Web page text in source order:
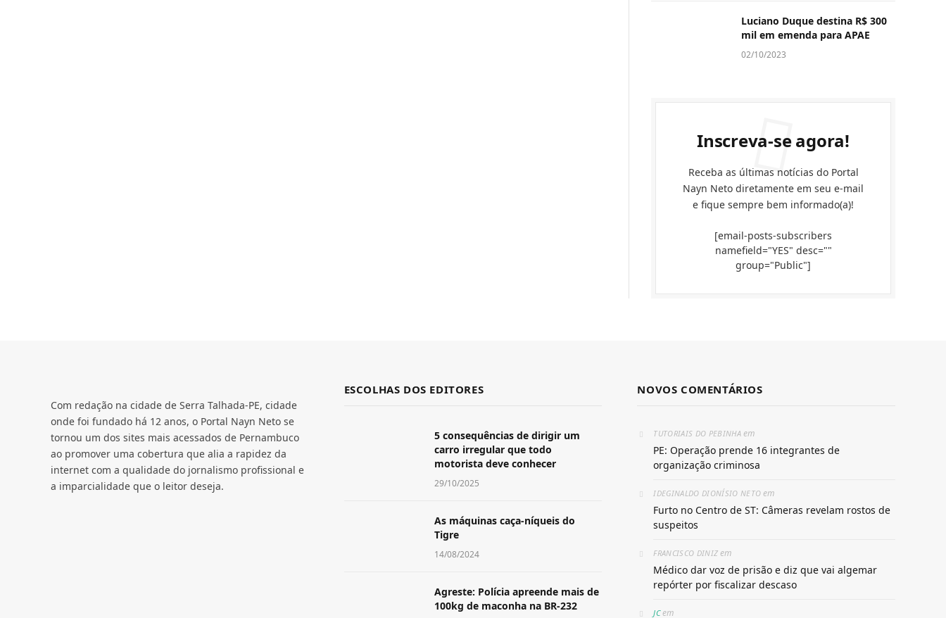
Luciano Duque destina R$ 300
mil em emenda para APAE
02/10/2023
Inscreva-se agora!
Receba as últimas notícias do Portal
Nayn Neto diretamente em seu e-mail
e fique sempre bem informado(a)!
[email-posts-subscribers
namefield="YES" desc=""
group="Public"]
Com redação na cidade de Serra Talhada-PE, cidade
onde foi fundado há 12 anos, o Portal Nayn Neto se
tornou um dos sites mais acessados de Pernambuco
ao promover uma cobertura que alia a rapidez da
internet com a qualidade do jornalismo profissional e
a imparcialidade que o leitor deseja.
ESCOLHAS DOS EDITORES
5 consequências de dirigir um
carro irregular que todo
motorista deve conhecer
29/10/2025
As máquinas caça-níqueis do
Tigre
14/08/2024
Agreste: Polícia apreende mais de
100kg de maconha na BR-232
NOVOS COMENTÁRIOS
TUTORIAIS DO PEBINHAem
PE: Operação prende 16 integrantes de
organização criminosa
IDEGINALDO DIONÍSIO NETO em
Furto no Centro de ST: Câmeras revelam rostos de
suspeitos
FRANCISCO DINIZ em
Médico dar voz de prisão e diz que vai algemar
repórter por fiscalizar descaso
JCem